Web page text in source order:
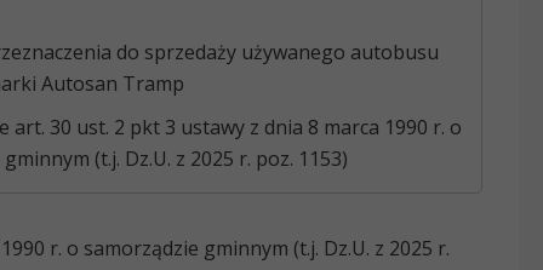
do sprzedaży używanego autobusu
Autosan Tramp
art. 30 ust. 2 pkt 3 ustawy z dnia 8 marca 1990 r. o
(t.j. Dz.U. z 2025 r. poz. 1153)
r. o samorządzie gminnym (t.j. Dz.U. z 2025 r.